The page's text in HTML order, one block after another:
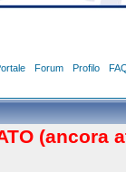
Forum Profilo
(ancora